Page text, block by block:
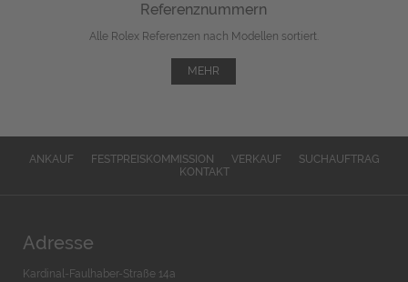
Referenznummern
Alle Rolex Referenzen nach Modellen sortiert.
MEHR
ANKAUF FESTPREISKOMMISSION VERKAUF
SUCHAUFTRAG
KONTAKT
Adresse
Kardinal-Faulhaber-Straße 14a